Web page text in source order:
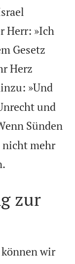
Herr: »Ich
Gesetz
Herz
»Und
und
Sünden
nicht mehr
zur
können wir